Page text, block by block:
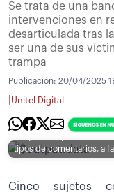
Se trata de una
intervenciones en
desarticulada tras
ser una de sus
trampa
Publicación: 20/04/2025
Unitel Digital
tipos de comentarios, a
Cinco sujetos